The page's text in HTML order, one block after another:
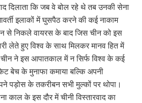
दिलाता कि जब वे बोल रहे थे तब उनकी सेना
इलाकों में घुसपैठ करने की कई नाकाम
से निकले वायरस के बाद जिस चीन को इस
लेते हुए विश्व के साथ मिलकर मानव हित में
ने इस आपातकाल में न सिर्फ विश्व के कई
बेच के मुनाफा कमाया बल्कि अपनी
पड़ोस के तकरीबन सभी मुल्कों पर थोपा।
काल के इस दौर में चीनी विस्तारवाद का